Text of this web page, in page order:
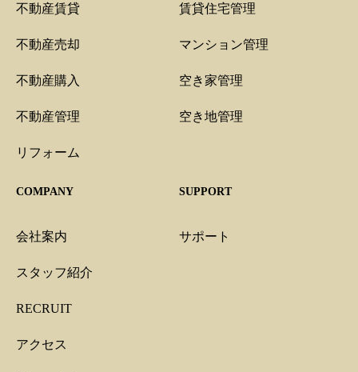
不動産賃貸
不動産売却
不動産購入
不動産管理
リフォーム
賃貸住宅管理
マンション管理
空き家管理
空き地管理
COMPANY
会社案内
スタッフ紹介
RECRUIT
アクセス
SUPPORT
サポート